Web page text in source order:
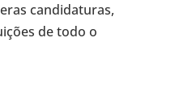
candidaturas,
de todo o